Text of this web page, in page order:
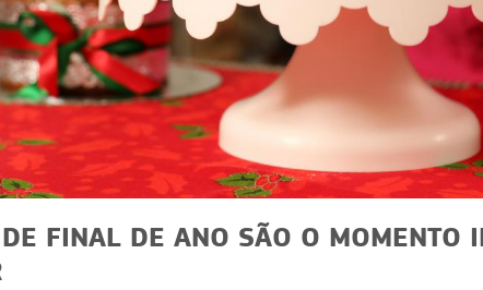
FINAL DE ANO SÃO O MOMENTO